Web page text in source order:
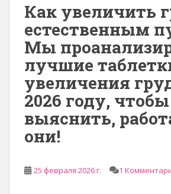
Как увеличить
естественным
Мы
лучшие
увеличения
2026 году, чтобы
выяснить,
они!
25 февраля 2026 г. 1